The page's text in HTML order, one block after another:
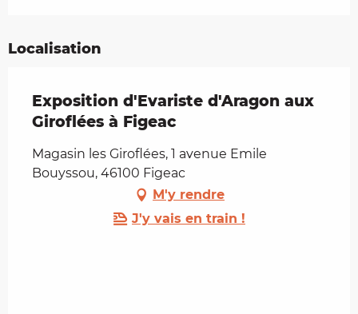
Localisation
Exposition d'Evariste d'Aragon aux
Giroflées à Figeac
Magasin les Giroflées, 1 avenue Emile
Bouyssou, 46100 Figeac
M'y rendre
J'y vais en train !